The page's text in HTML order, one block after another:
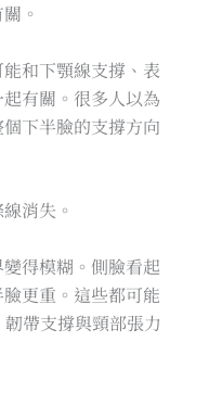
。
和下顎線支撐、表
有關。很多人以為
下半臉的支撐方向
消失。
得模糊。側臉看起
更重。這些都可能
帶支撐與頸部張力